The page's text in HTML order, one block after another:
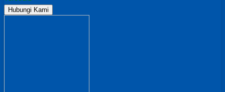
Hubungi Kami